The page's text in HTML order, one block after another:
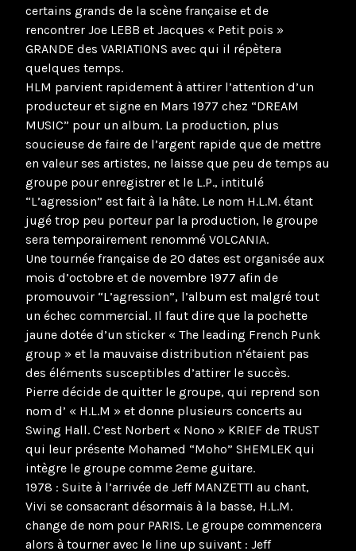
certains grands de la scène française et de
rencontrer Joe LEBB et Jacques « Petit pois »
GRANDE des VARIATIONS avec qui il répètera
quelques temps.
HLM parvient rapidement à attirer l’attention d’un
producteur et signe en Mars 1977 chez “DREAM
MUSIC” pour un album. La production, plus
soucieuse de faire de l’argent rapide que de mettre
en valeur ses artistes, ne laisse que peu de temps au
groupe pour enregistrer et le L.P., intitulé
“L’agression” est fait à la hâte. Le nom H.L.M. étant
jugé trop peu porteur par la production, le groupe
sera temporairement renommé VOLCANIA.
Une tournée française de 20 dates est organisée aux
mois d’octobre et de novembre 1977 afin de
promouvoir “L’agression”, l’album est malgré tout
un échec commercial. Il faut dire que la pochette
jaune dotée d’un sticker « The leading French Punk
group » et la mauvaise distribution n’étaient pas
des éléments susceptibles d’attirer le succès.
Pierre décide de quitter le groupe, qui reprend son
nom d’ « H.L.M » et donne plusieurs concerts au
Swing Hall. C’est Norbert « Nono » KRIEF de TRUST
qui leur présente Mohamed “Moho” SHEMLEK qui
intègre le groupe comme 2eme guitare.
1978 : Suite à l’arrivée de Jeff MANZETTI au chant,
Vivi se consacrant désormais à la basse, H.L.M.
change de nom pour PARIS. Le groupe commencera
alors à tourner avec le line up suivant : Jeff